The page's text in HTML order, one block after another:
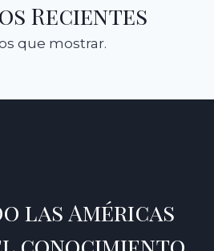
Recientes
que mostrar.
las Américas